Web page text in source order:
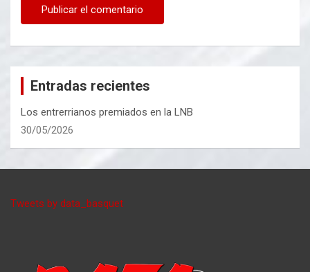
Entradas recientes
Los entrerrianos premiados en la LNB
30/05/2026
Tweets by data_basquet